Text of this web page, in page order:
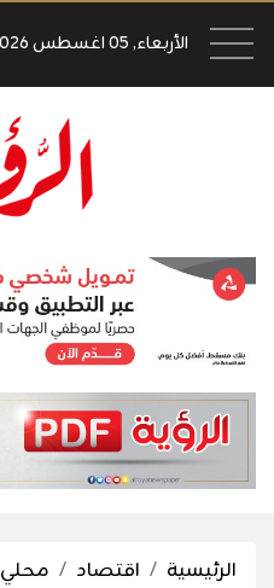
الأربعاء, 05 اغسطس 2026
الرئيسية اقتصاد محلي